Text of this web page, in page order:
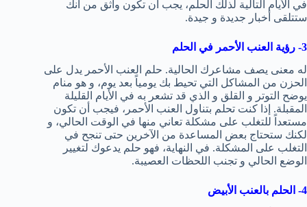
في الأيام التالية لذلك الحلم، يجب أن تكون واثق من أنك
ستتلقى أخبار جديدة و جيدة.
3- رؤية العنب الأحمر في الحلم
له معنى يصف مشاعرك الحالية. حلم العنب الأحمر يدل على
الحزن من المشاكل التي تحيط بك يومياً بعد يوم، و هو منام
يوضح التوتر و القلق و الذي قد تشعر به في الأيام القليلة
المقبلة. إذا كنت تحلم بتناول العنب الأحمر، فيجب أن تكون
مستعداً للتغلب على مشكلة تعاني منها في الوقت الحالي، و
لكنك ستحتاج بعض المساعدة من الآخرين حتى تنجح في
التغلب على المشكلة. في النهاية، فهو حلم يدعوك لتغيير
الوضع الحالي و تجنب اللحظات العصيبة.
4- الحلم بالعنب الأبيض